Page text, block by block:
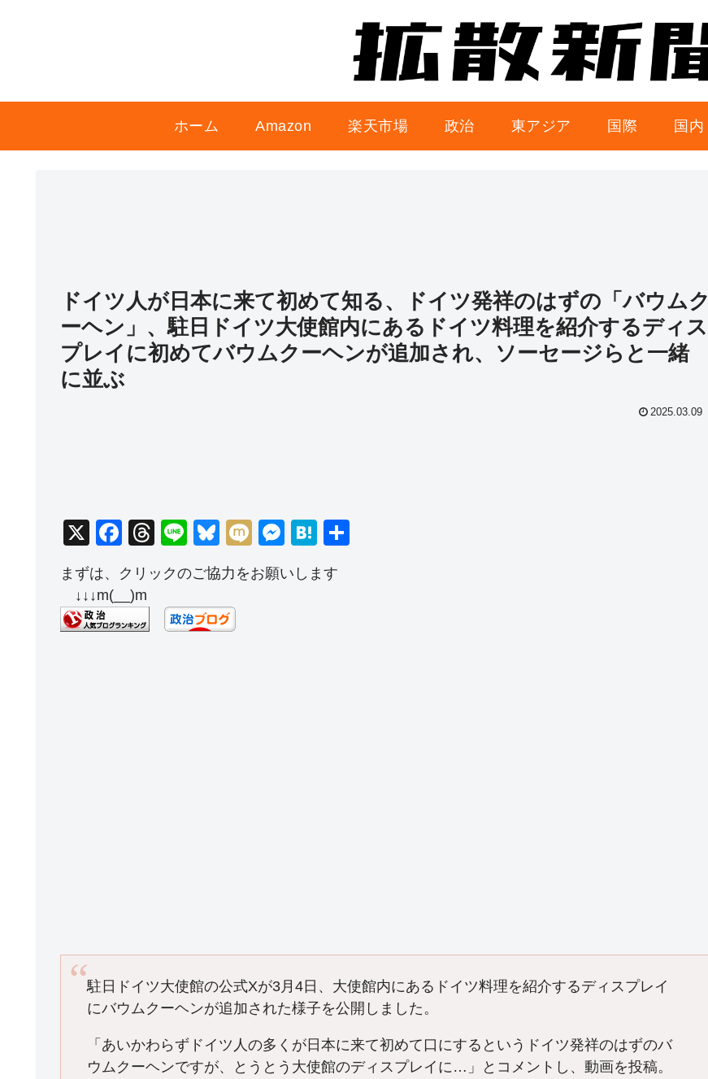
ホーム Amazon 楽天市場 政治 東アジア 国際 国内
ドイツ人が日本に来て初めて知る、ドイツ発祥のはずの「バウムク
ーヘン」、駐日ドイツ大使館内にあるドイツ料理を紹介するディス
プレイに初めてバウムクーヘンが追加され、ソーセージらと一緒
に並ぶ
2025.03.09
X
F
c
e
b
T
e
a
d
Li
e
Bl
u
e
sk
y
M
M
ss
H
e
まずは、クリックのご協力をお願いします
↓↓↓m(__)m
駐日ドイツ大使館の公式Xが3月4日、大使館内にあるドイツ料理を紹介するディスプレイ
にバウムクーヘンが追加された様子を公開しました。
「あいかわらずドイツ人の多くが日本に来て初めて口にするというドイツ発祥のはずのバ
ウムクーヘンですが、とうとう大使館のディスプレイに…」とコメントし、動画を投稿。